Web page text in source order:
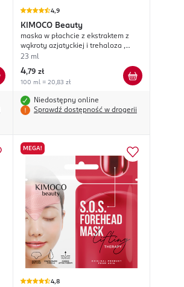
4,9
KIMOCO Beauty
maska w płachcie z ekstraktem z
wąkroty azjatyckiej i trehaloza ,
kojąco-nawilżająca
23 ml
4,79 zł
100 ml = 20,83 zł
Niedostępny online
Sprawdź dostępność w drogerii
MEGA!
4,8